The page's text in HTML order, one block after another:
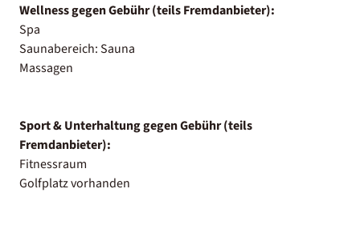
Wellness gegen Gebühr (teils Fremdanbieter):
Spa
Saunabereich: Sauna
Massagen
Sport & Unterhaltung gegen Gebühr (teils
Fremdanbieter):
Fitnessraum
Golfplatz vorhanden